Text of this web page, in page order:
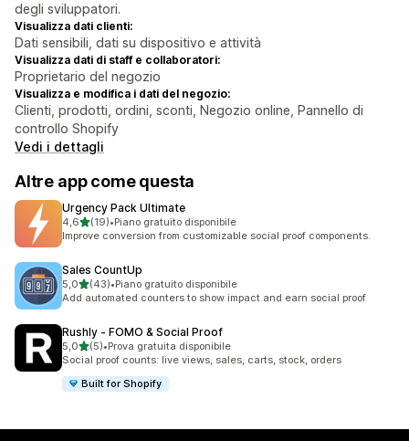
degli sviluppatori.
Visualizza dati clienti:
Dati sensibili, dati su dispositivo e attività
Visualizza dati di staff e collaboratori:
Proprietario del negozio
Visualizza e modifica i dati del negozio:
Clienti, prodotti, ordini, sconti, Negozio online, Pannello di
controllo Shopify
Vedi i dettagli
Altre app come questa
Urgency Pack Ultimate
4,6stelle su 5
(19)
19 recensioni totali
•Piano gratuito disponibile
Improve conversion from customizable social proof components.
Sales CountUp
5,0stelle su 5
(43)
43 recensioni totali
•Piano gratuito disponibile
Add automated counters to show impact and earn social proof
Rushly ‑ FOMO & Social Proof
5,0stelle su 5
(5)
5 recensioni totali
•Prova gratuita disponibile
Social proof counts: live views, sales, carts, stock, orders
Built for Shopify